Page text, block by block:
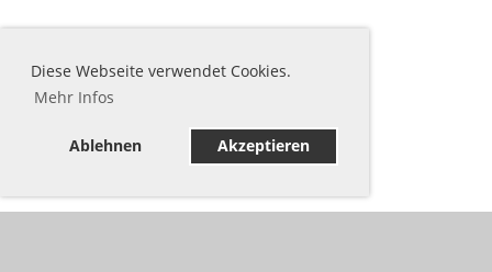
Diese Webseite verwendet Cookies.
Mehr Infos
Ablehnen Akzeptieren